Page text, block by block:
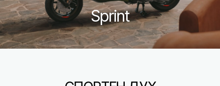
Sprint